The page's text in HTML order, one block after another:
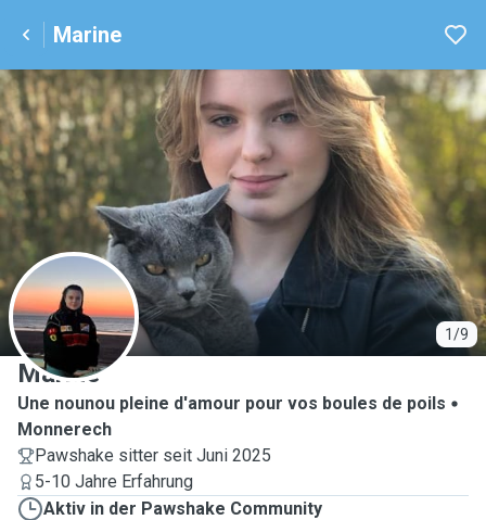
Marine
1/9
M
Marine
Une nounou pleine d'amour pour vos boules de poils
Monnerech
Pawshake sitter seit Juni 2025
5-10 Jahre Erfahrung
Aktiv in der Pawshake Community